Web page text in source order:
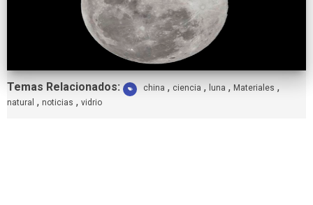
Temas Relacionados: Etiquetas:
china , ciencia , luna , Materiales ,
natural , noticias , vidrio